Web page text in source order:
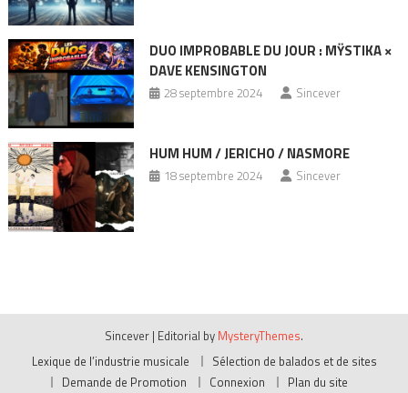
DUO IMPROBABLE DU JOUR : MŸSTIKA ×
DAVE KENSINGTON
28 septembre 2024 Sincever
HUM HUM / JERICHO / NASMORE
18 septembre 2024 Sincever
Sincever | Editorial by MysteryThemes.
Lexique de l’industrie musicale
Sélection de balados et de sites
Demande de Promotion
Connexion Plan du site